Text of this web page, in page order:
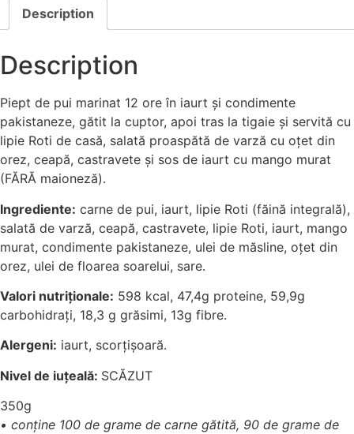
Description
Description
Piept de pui marinat 12 ore în iaurt și condimente
pakistaneze, gătit la cuptor, apoi tras la tigaie și servită cu
lipie Roti de casă, salată proaspătă de varză cu oțet din
orez, ceapă, castravete și sos de iaurt cu mango murat
(FĂRĂ maioneză).
Ingrediente: carne de pui, iaurt, lipie Roti (făină integrală),
salată de varză, ceapă, castravete, lipie Roti, iaurt, mango
murat, condimente pakistaneze, ulei de măsline, oțet din
orez, ulei de floarea soarelui, sare.
Valori nutriționale: 598 kcal, 47,4g proteine, 59,9g
carbohidrați, 18,3 g grăsimi, 13g fibre.
Alergeni: iaurt, scorțișoară.
Nivel de iuțeală: SCĂZUT
350g
• conține 100 de grame de carne gătită, 90 de grame de